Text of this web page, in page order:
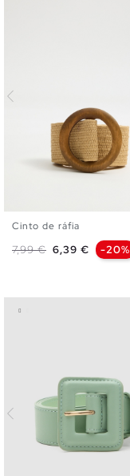
Cinto de ráfia
Preço normal
7,99 € Preço
6,39 € -20%